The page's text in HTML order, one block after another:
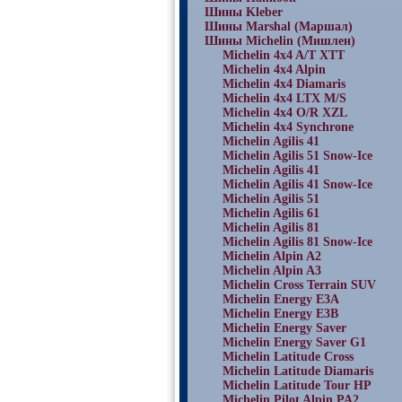
Шины Kleber
Шины Marshal (Маршал)
Шины Michelin (Мишлен)
Michelin 4x4 A/T XTT
Michelin 4x4 Alpin
Michelin 4x4 Diamaris
Michelin 4x4 LTX M/S
Michelin 4x4 O/R XZL
Michelin 4x4 Synchrone
Michelin Agilis 41
Michelin Agilis 51 Snow-Ice
Michelin Agilis 41
Michelin Agilis 41 Snow-Ice
Michelin Agilis 51
Michelin Agilis 61
Michelin Agilis 81
Michelin Agilis 81 Snow-Ice
Michelin Alpin A2
Michelin Alpin A3
Michelin Cross Terrain SUV
Michelin Energy E3A
Michelin Energy E3B
Michelin Energy Saver
Michelin Energy Saver G1
Michelin Latitude Cross
Michelin Latitude Diamaris
Michelin Latitude Tour HP